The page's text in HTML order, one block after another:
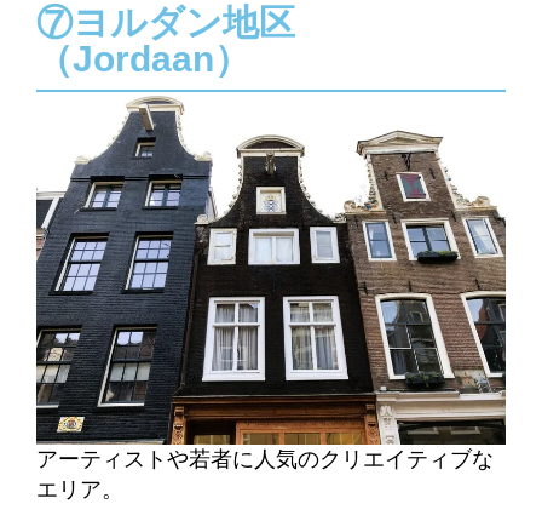
⑦ヨルダン地区
（Jordaan）
アーティストや若者に人気のクリエイティブな
エリア。